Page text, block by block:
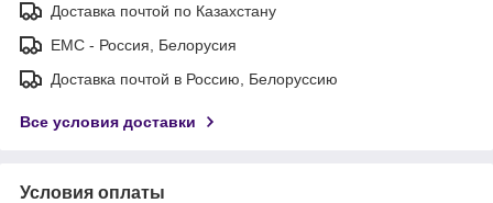
Доставка почтой по Казахстану
ЕМС - Россия, Белорусия
Доставка почтой в Россию, Белоруссию
Все условия доставки
Условия оплаты